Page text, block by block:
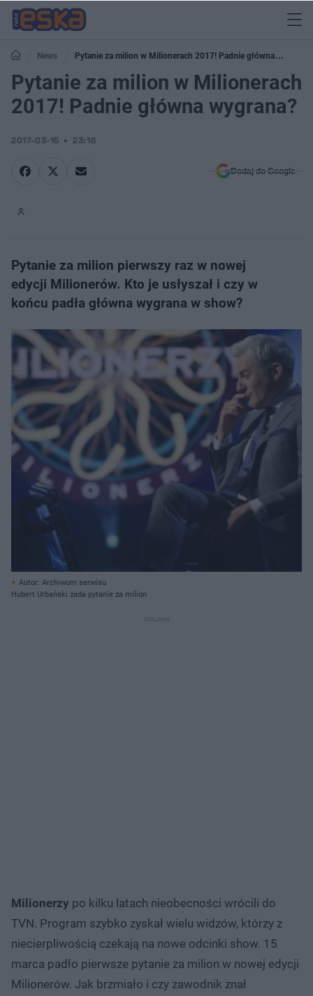
News
Pytanie za milion w Milionerach 2017! Padnie główna
wygrana?
Pytanie za milion w Milionerach
2017! Padnie główna wygrana?
2017-03-15 23:16
Dodaj do Google
Pytanie za milion pierwszy raz w nowej
edycji Milionerów. Kto je usłyszał i czy w
końcu padła główna wygrana w show?
Autor: Archiwum serwisu
Hubert Urbański zada pytanie za milion
Milionerzy po kilku latach nieobecności wrócili do
TVN. Program szybko zyskał wielu widzów, którzy z
niecierpliwością czekają na nowe odcinki show. 15
marca padło pierwsze pytanie za milion w nowej edycji
Milionerów. Jak brzmiało i czy zawodnik znał